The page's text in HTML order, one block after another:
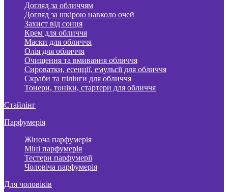
Догляд за обличчям
Догляд за шкірою навколо очей
Захист від сонця
Крем для обличчя
Маски для обличчя
Олія для обличчя
Очищення та вмивання обличчя
Сироватки, есенції, емульсії для обличчя
Скраби та пілінги для обличчя
Тонери, тоніки, стартери для обличчя
Стайлінг
Парфумерія
Жіноча парфумерія
Міні парфумерія
Тестери парфумерії
Чоловіча парфумерія
Для чоловіків